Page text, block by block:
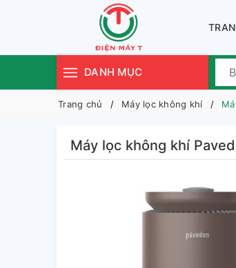
DANH MỤC
Trang chủ Máy lọc không khí
Máy lọc không khí